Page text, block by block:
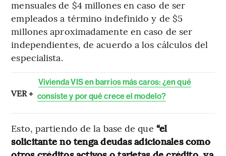
mensuales de $4 millones en caso de ser
empleados a término indefinido y de $5
millones aproximadamente en caso de ser
independientes, de acuerdo a los cálculos del
especialista.
VER +
Vivienda VIS en barrios más caros: ¿en qué
consiste y por qué crece el modelo?
Esto, partiendo de la base de que “el
solicitante no tenga deudas adicionales como